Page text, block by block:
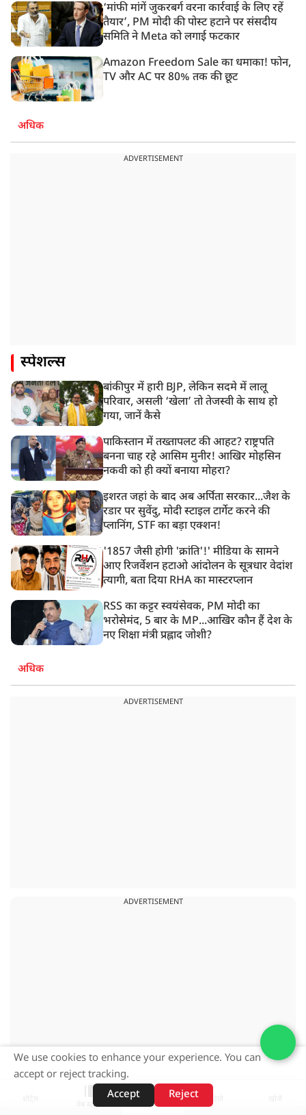
‘मांफी मांगें जुकरबर्ग वरना कार्रवाई के लिए रहें
तैयार’, PM मोदी की पोस्ट हटाने पर संसदीय
समिति ने Meta को लगाई फटकार
Amazon Freedom Sale का धमाका! फोन,
TV और AC पर 80% तक की छूट
अधिक
ADVERTISEMENT
स्पेशल्स
बांकीपुर में हारी BJP, लेकिन सदमे में लालू
परिवार, असली ‘खेला’ तो तेजस्वी के साथ हो
गया, जानें कैसे
पाकिस्तान में तख्तापलट की आहट? राष्ट्रपति
बनना चाह रहे आसिम मुनीर! आखिर मोहसिन
नकवी को ही क्यों बनाया मोहरा?
इशरत जहां के बाद अब अर्पिता सरकार...जैश के
रडार पर सुवेंदु, मोदी स्टाइल टार्गेट करने की
प्लानिंग, STF का बड़ा एक्शन!
'1857 जैसी होगी 'क्रांति'!' मीडिया के सामने
आए रिजर्वेशन हटाओ आंदोलन के सूत्रधार वेदांश
त्यागी, बता दिया RHA का मास्टरप्लान
RSS का कट्टर स्वयंसेवक, PM मोदी का
भरोसेमंद, 5 बार के MP...आखिर कौन हैं देश के
नए शिक्षा मंत्री प्रह्लाद जोशी?
अधिक
ADVERTISEMENT
ADVERTISEMENT
वेब स्टोरीज़
We use cookies to enhance your experience. You can
accept or reject tracking.
Accept
Reject